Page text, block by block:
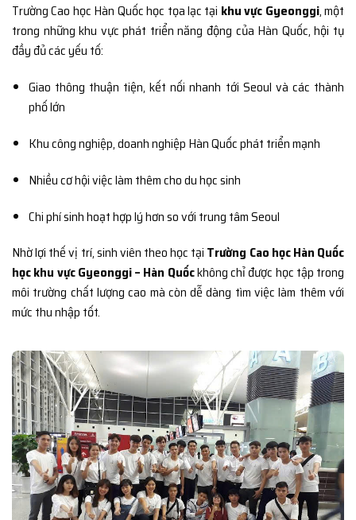
Trường Cao học Hàn Quốc học tọa lạc tại khu vực Gyeonggi, một
trong những khu vực phát triển năng động của Hàn Quốc, hội tụ
đầy đủ các yếu tố:
Giao thông thuận tiện, kết nối nhanh tới Seoul và các thành
phố lớn
Khu công nghiệp, doanh nghiệp Hàn Quốc phát triển mạnh
Nhiều cơ hội việc làm thêm cho du học sinh
Chi phí sinh hoạt hợp lý hơn so với trung tâm Seoul
Nhờ lợi thế vị trí, sinh viên theo học tại Trường Cao học Hàn Quốc
học khu vực Gyeonggi – Hàn Quốckhông chỉ được học tập trong
môi trường chất lượng cao mà còn dễ dàng tìm việc làm thêm với
mức thu nhập tốt.